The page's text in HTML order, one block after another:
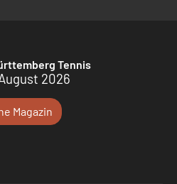
Tennis
2026
Magazin